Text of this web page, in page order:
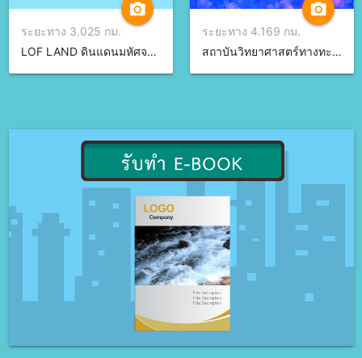
camera_alt
ระยะทาง 3.025 กม.
LOF LAND ดินแดนมหัศจรรย์ จ.ชลบุรี
camera_alt
ระยะทาง 4.169 กม.
สถาบันวิทยาศาสตร์ทางทะเล จ.ชลบุรี